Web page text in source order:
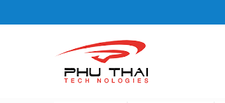
to